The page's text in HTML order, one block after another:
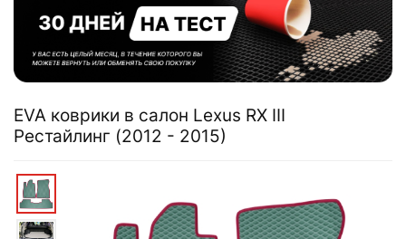
EVA коврики в салон Lexus RX III
Рестайлинг (2012 - 2015)